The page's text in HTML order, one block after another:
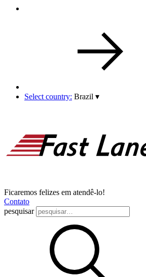
Select country: Brazil ▾
Ficaremos felizes em atendê-lo!
Contato
pesquisar